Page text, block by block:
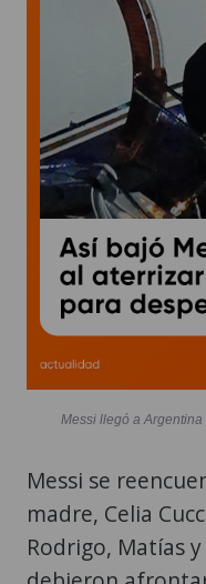
Messi llegó a
Messi se
madre, Celia
Rodrigo, Matías